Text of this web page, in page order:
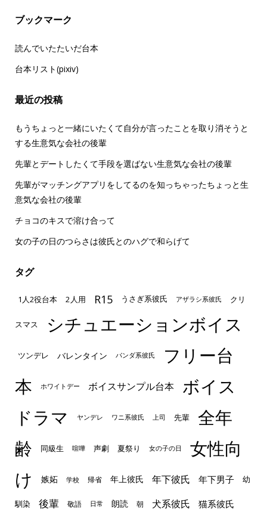
ブックマーク
読んでいたたいだ台本
台本リスト(pixiv)
最近の投稿
もうちょっと一緒にいたくて自分が言ったことを取り消そうと
する生意気な会社の後輩
先輩とデートしたくて手段を選ばない生意気な会社の後輩
先輩がマッチングアプリをしてるのを知っちゃったちょっと生
意気な会社の後輩
チョコのキスで溶け合って
女の子の日のつらさは彼氏とのハグで和らげて
タグ
1人2役台本 2人用 R15 うさぎ系彼氏 アザラシ系彼氏 クリ
スマス シチュエーションボイス
ツンデレ バレンタイン パンダ系彼氏
フリー台
本
ホワイトデー ボイスサンプル台本
ボイス
ドラマ
ヤンデレ ワニ系彼氏 上司 先輩
全年
齢
同級生 喧嘩 声劇 夏祭り 女の子の日
女性向
け
嫉妬 学校 帰省 年上彼氏 年下彼氏 年下男子 幼
馴染 後輩 敬語 日常 朗読 朝 犬系彼氏 猫系彼氏